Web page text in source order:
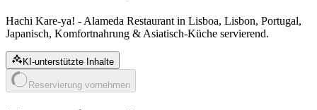
Hachi Kare-ya! - Alameda Restaurant in Lisboa, Lisbon, Portugal,
Japanisch, Komfortnahrung & Asiatisch-Küche servierend.
KI-unterstützte Inhalte
Reservierung vornehmen